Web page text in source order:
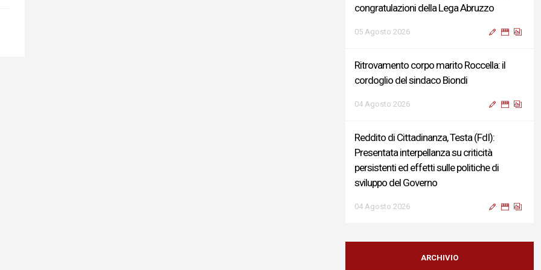
congratulazioni della Lega Abruzzo
05 Agosto 2026
Ritrovamento corpo marito Roccella: il
cordoglio del sindaco Biondi
04 Agosto 2026
Reddito di Cittadinanza, Testa (FdI):
Presentata interpellanza su criticità
persistenti ed effetti sulle politiche di
sviluppo del Governo
04 Agosto 2026
Sigismondi, Liris e Testa: “Profondo
cordoglio e vicinanza al Ministro Roccella e
ARCHIVIO